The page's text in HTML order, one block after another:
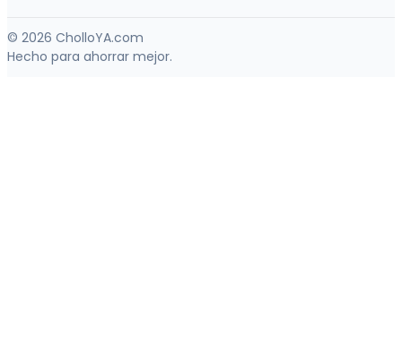
© 2026 CholloYA.com
Hecho para ahorrar mejor.